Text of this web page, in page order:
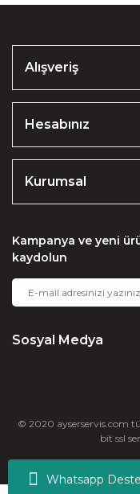
Whatsapp
Alışveriş
Hesabınız
Kurumsal
Kampanya ve yeni
kaydolun
Sosyal Medya
© 2020 ayserservis.com
bit ssl